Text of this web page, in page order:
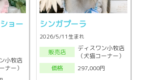
ョー
小牧店
ナー）
シンガプーラ
2026/5/11生まれ
販売店
ディスワン小牧店
（犬猫コーナー）
価格
297,000円